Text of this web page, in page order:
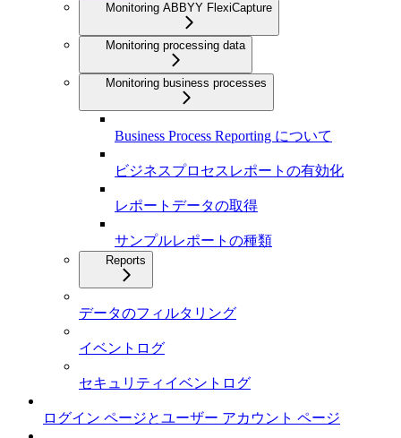
Monitoring ABBYY FlexiCapture
Monitoring processing data
Monitoring business processes
Business Process Reporting について
ビジネスプロセスレポートの有効化
レポートデータの取得
サンプルレポートの種類
Reports
データのフィルタリング
イベントログ
セキュリティイベントログ
ログイン ページとユーザー アカウント ページ